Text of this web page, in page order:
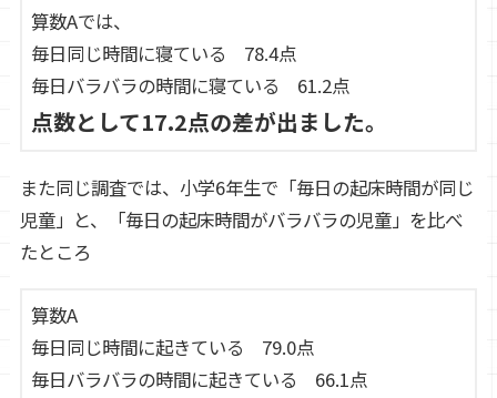
算数Aでは、
毎日同じ時間に寝ている 78.4点
毎日バラバラの時間に寝ている 61.2点
点数として17.2点の差が出ました。
また同じ調査では、小学6年生で「毎日の起床時間が同じ
児童」と、「毎日の起床時間がバラバラの児童」を比べ
たところ
算数A
毎日同じ時間に起きている 79.0点
毎日バラバラの時間に起きている 66.1点